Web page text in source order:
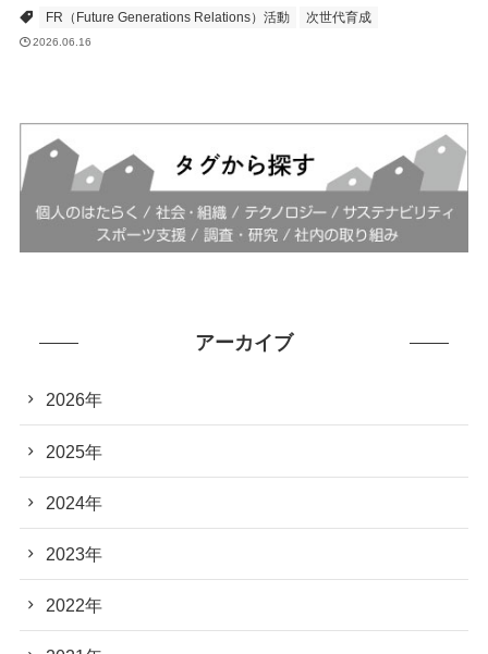
FR（Future Generations Relations）活動 次世代育成
2026.06.16
アーカイブ
2026年
2025年
2024年
2023年
2022年